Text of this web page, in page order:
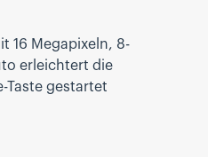
16 Megapixeln, 8-
erleichtert die
Taste gestartet